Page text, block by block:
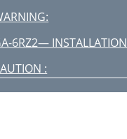
6RZ2— INSTALLATION
:
6RZR2— PRE-SETUP